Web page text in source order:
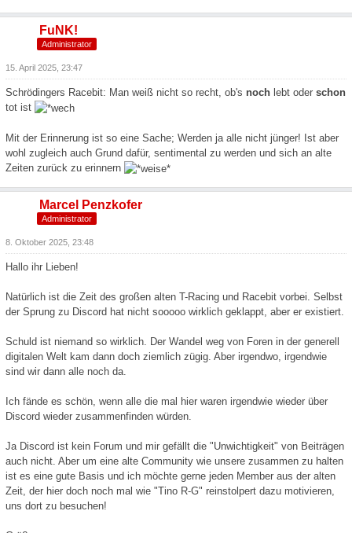
FuNK!
Administrator
15. April 2025, 23:47
Schrödingers Racebit: Man weiß nicht so recht, ob's noch lebt oder schon
tot ist
Mit der Erinnerung ist so eine Sache; Werden ja alle nicht jünger! Ist aber
wohl zugleich auch Grund dafür, sentimental zu werden und sich an alte
Zeiten zurück zu erinnern
Marcel Penzkofer
Administrator
8. Oktober 2025, 23:48
Hallo ihr Lieben!
Natürlich ist die Zeit des großen alten T-Racing und Racebit vorbei. Selbst
der Sprung zu Discord hat nicht sooooo wirklich geklappt, aber er existiert.
Schuld ist niemand so wirklich. Der Wandel weg von Foren in der generell
digitalen Welt kam dann doch ziemlich zügig. Aber irgendwo, irgendwie
sind wir dann alle noch da.
Ich fände es schön, wenn alle die mal hier waren irgendwie wieder über
Discord wieder zusammenfinden würden.
Ja Discord ist kein Forum und mir gefällt die "Unwichtigkeit" von Beiträgen
auch nicht. Aber um eine alte Community wie unsere zusammen zu halten
ist es eine gute Basis und ich möchte gerne jeden Member aus der alten
Zeit, der hier doch noch mal wie "Tino R-G" reinstolpert dazu motivieren,
uns dort zu besuchen!